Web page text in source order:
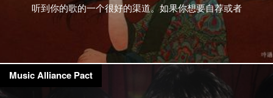
听到你的歌的一个很好的渠道。如果你想要自荐或者
推荐国内乐队或者音乐人的话，欢迎邮件到
wooozy[at]spli-t.com和我们联系。 你可以单独试听每
首歌曲，或者点击这里进行35首歌曲的打包下载。
ARGENTINA: Zonaindie El Festival De Los Viajes –
Los Altos El Festival De Los Viajes is a psychedelic
Music Alliance Pact